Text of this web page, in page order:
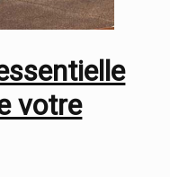
votre